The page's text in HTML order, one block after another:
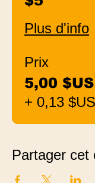
Plus d'info
Prix
5,00 $US
+ 0,13
Partager cet